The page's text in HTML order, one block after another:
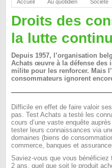
Accueil Au quotidien Société
Droits des
la lutte
Depuis 1957, l’organisation
Achats œuvre à la défense des
milite pour les renforcer. Mais
consommateurs ignorent
Difficile en effet de faire valoir
pas. Test Achats a testé les
cours d’une vaste enquête
tester leurs connaissances via
domaines (biens de
commerce, banques et
Saviez-vous que vous bénéficiez
2 ans, quel que soit le produit